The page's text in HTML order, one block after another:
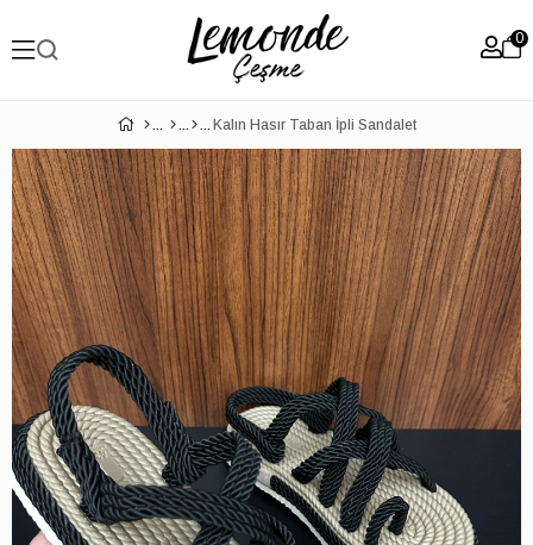
0
Kalın Hasır Taban İpli Sandalet